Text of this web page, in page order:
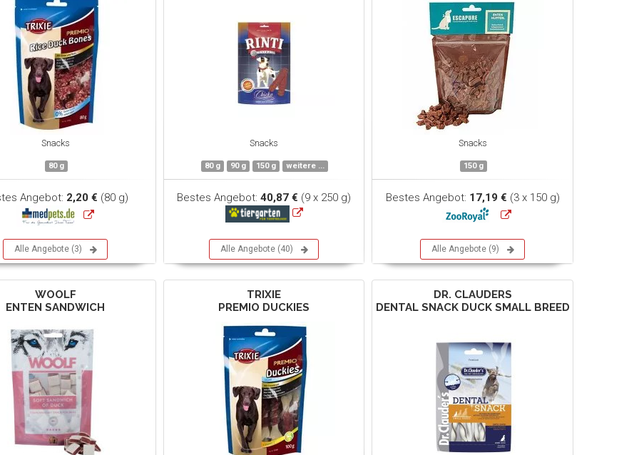
Snacks
80 g
Angebot: 2,20 € (80 g)
Alle Angebote (3)
Snacks
80 g 90 g 150 g weitere ...
Bestes Angebot:40,87 € (9 x 250 g)
Alle Angebote (40)
Snacks
150 g
Bestes Angebot: 17,19 € (3 x 150 g)
Alle Angebote (9)
WOOLF
ENTEN SANDWICH
TRIXIE
PREMIO DUCKIES
DR. CLAUDERS
DENTAL SNACK DUCK SMALL BREED